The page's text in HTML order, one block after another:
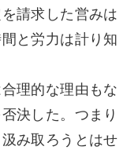
請求した営みは
と労力は計り知
理的な理由もな
決した。つまり
み取ろうとはせ